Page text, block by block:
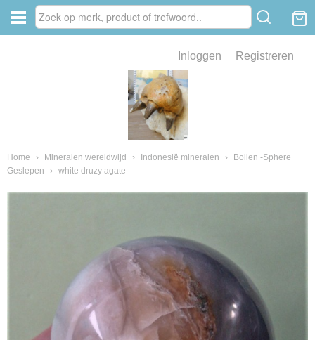
Inloggen Registreren
Home › Mineralen wereldwijd › Indonesië mineralen ›
Bollen -Sphere
Geslepen
› white druzy agate
van fossielen en mineralen